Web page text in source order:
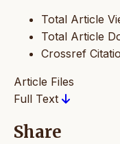
Total Article
Total Article
Crossref
Article Files
Full Text
Share